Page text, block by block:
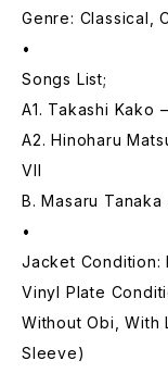
Genre: Classical,
•
Songs List;
A1. Takashi Kako
A2. Hinoharu
VII
B. Masaru Tanaka
•
Jacket Condition:
Vinyl Plate
Without Obi, With
Sleeve)